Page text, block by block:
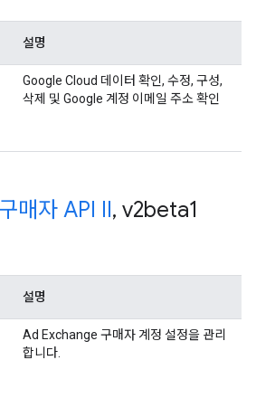
설명
Google Cloud 데이터 확인, 수정, 구성,
삭제 및 Google 계정 이메일 주소 확인
매자 API II, v2beta1
설명
Ad Exchange 구매자 계정 설정을 관리
합니다.